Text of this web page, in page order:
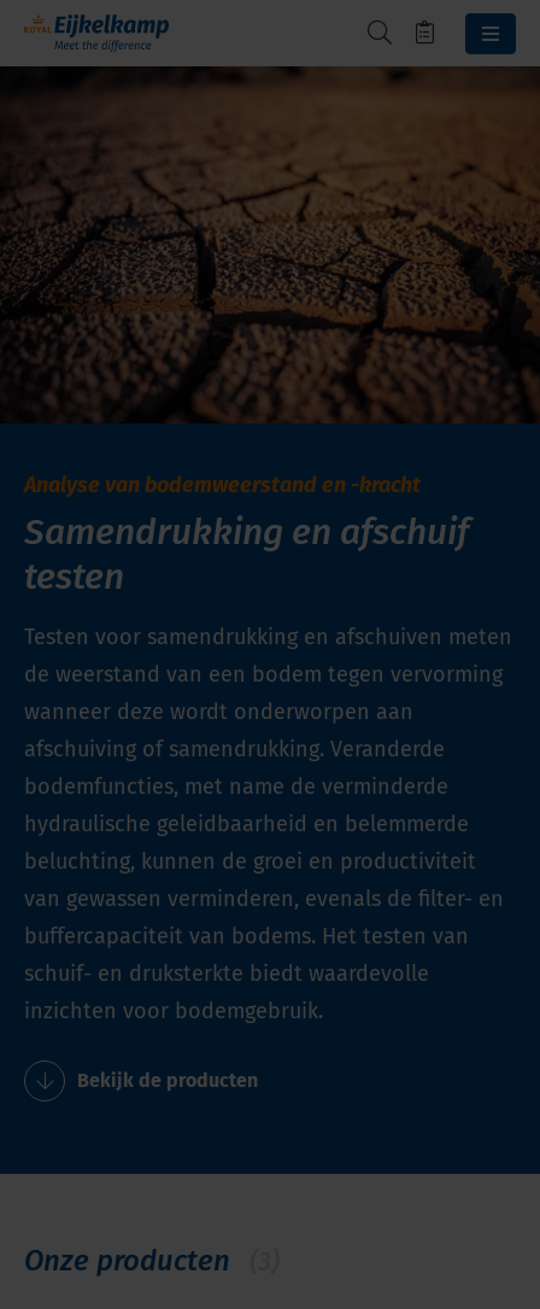
Analyse van bodemweerstand en -kracht
Samendrukking en afschuif
testen
Testen voor samendrukking en afschuiven meten
de weerstand van een bodem tegen vervorming
wanneer deze wordt onderworpen aan
afschuiving of samendrukking. Veranderde
bodemfuncties, met name de verminderde
hydraulische geleidbaarheid en belemmerde
beluchting, kunnen de groei en productiviteit
van gewassen verminderen, evenals de filter- en
buffercapaciteit van bodems. Het testen van
schuif- en druksterkte biedt waardevolle
inzichten voor bodemgebruik.
Bekijk de producten
Onze producten